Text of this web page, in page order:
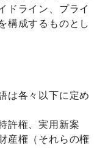
ドライン、プライ
構成するものとし
は各々以下に定め
許権、実用新案
産権（それらの権